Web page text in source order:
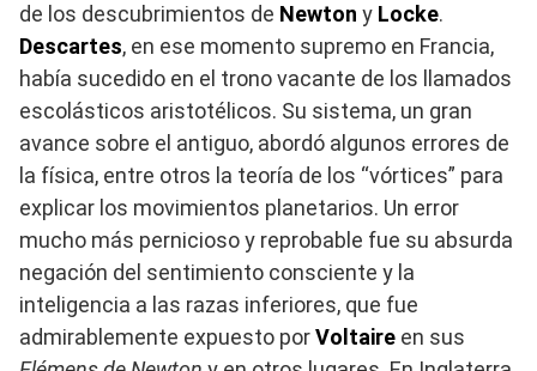
de los descubrimientos de Newton y Locke.
Descartes, en ese momento supremo en Francia,
había sucedido en el trono vacante de los llamados
escolásticos aristotélicos. Su sistema, un gran
avance sobre el antiguo, abordó algunos errores de
la física, entre otros la teoría de los “vórtices” para
explicar los movimientos planetarios. Un error
mucho más pernicioso y reprobable fue su absurda
negación del sentimiento consciente y la
inteligencia a las razas inferiores, que fue
admirablemente expuesto porVoltaire en sus